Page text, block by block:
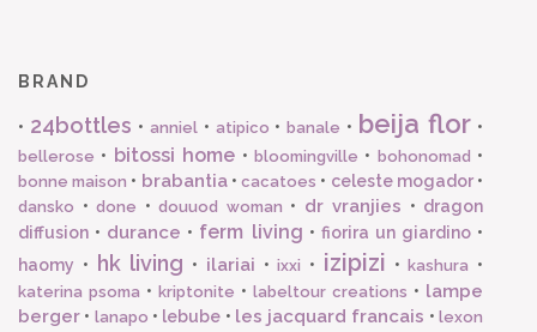
BRAND
• 24bottles • anniel• atipico •banale • beija flor •
bellerose • bitossi home • bloomingville • bohonomad •
bonne maison • brabantia•cacatoes • celeste mogador•
dansko • done • douuod woman • dr vranjies • dragon
diffusion • durance • ferm living • fiorira un giardino•
haomy • hk living • ilariai •ixxi • izipizi •kashura •
katerina psoma • kriptonite • labeltour creations • lampe
berger • lanapo • lebube • les jacquard francais •lexon